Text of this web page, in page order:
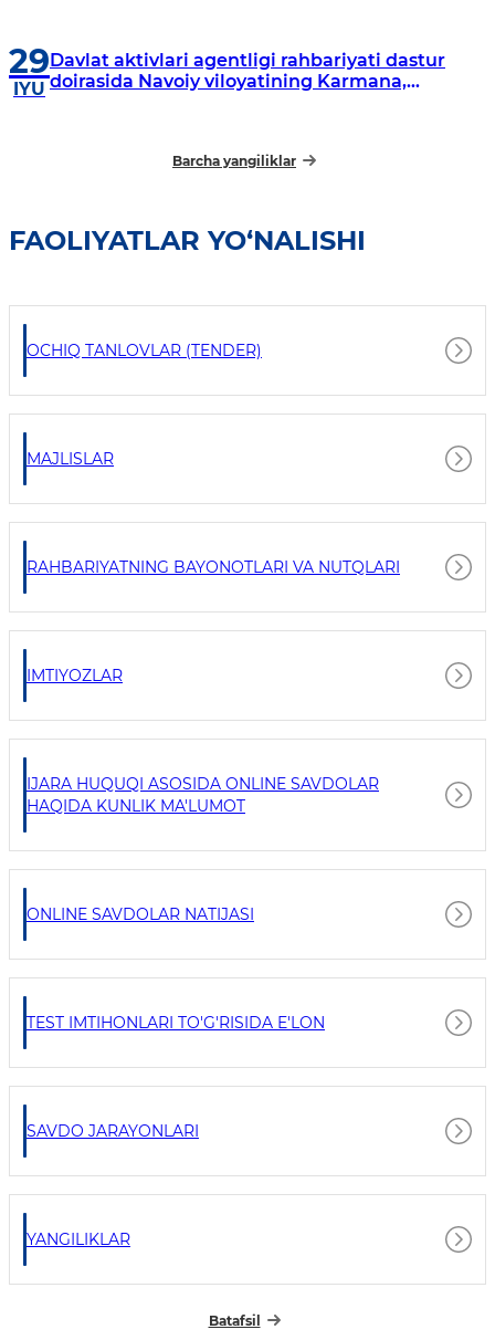
29
IYU
Davlat aktivlari agentligi rahbariyati dastur
doirasida Navoiy viloyatining Karmana,
Barcha yangiliklar
FAOLIYATLAR YO‘NALISHI
OCHIQ TANLOVLAR (TENDER)
MAJLISLAR
RAHBARIYATNING BAYONOTLARI VA NUTQLARI
IMTIYOZLAR
IJARA HUQUQI ASOSIDA ONLINE SAVDOLAR
HAQIDA KUNLIK MA'LUMOT
ONLINE SAVDOLAR NATIJASI
TEST IMTIHONLARI TO'G'RISIDA E'LON
SAVDO JARAYONLARI
YANGILIKLAR
Batafsil